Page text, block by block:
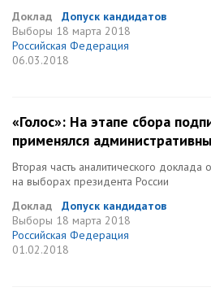
Доклад
Допуск кандидатов
Выборы 18 марта 2018
Российская Федерация
06.03.2018
«Голос»: На этапе сбора
применялся
Вторая часть аналитического
на выборах президента России
Доклад
Допуск кандидатов
Выборы 18 марта 2018
Российская Федерация
01.02.2018